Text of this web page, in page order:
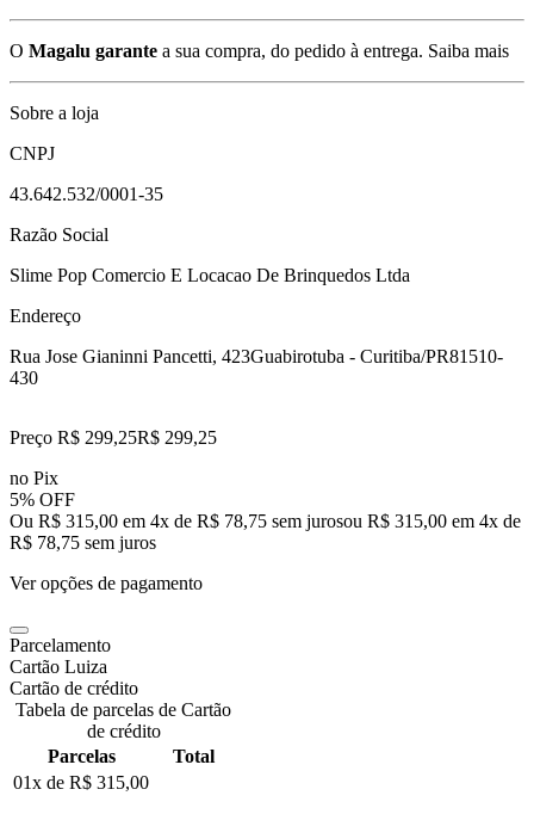
O Magalu garante a sua compra, do pedido à entrega. Saiba mais
Sobre a loja
CNPJ
43.642.532/0001-35
Razão Social
Slime Pop Comercio E Locacao De Brinquedos Ltda
Endereço
Rua Jose Gianinni Pancetti, 423Guabirotuba - Curitiba/PR81510-
430
Preço R$ 299,25R$ 299,25
no Pix
5% OFF
Ou R$ 315,00 em 4x de R$ 78,75 sem jurosou R$ 315,00 em 4x de
R$ 78,75 sem juros
Ver opções de pagamento
Parcelamento
Cartão Luiza
Cartão de crédito
Tabela de parcelas de Cartão
de crédito
Parcelas
Total
01x de R$ 315,00